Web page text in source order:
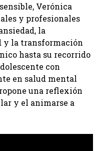
Verónica
y profesionales
la
y la transformación
hasta su recorrido
con
en salud mental
una reflexión
y el animarse a